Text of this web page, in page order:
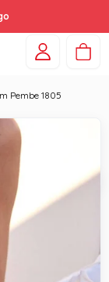
Pembe 1805